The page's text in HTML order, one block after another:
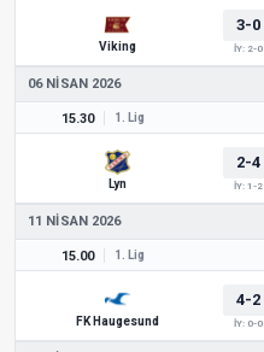
Viking
3-0
İY: 2-0
06 NISAN 2026
15.30 1. Lig
Lyn
2-4
İY: 1-2
11 NISAN 2026
15.00 1. Lig
FK Haugesund
4-2
İY: 0-0